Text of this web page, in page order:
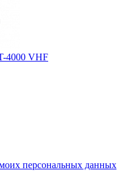
4000 VHF
персональных данных